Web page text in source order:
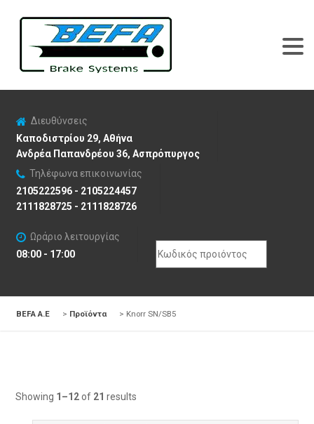
Διευθύνσεις
Καποδιστρίου 29, Αθήνα
Ανδρέα Παπανδρέου 36, Ασπρόπυργος
Τηλέφωνα επικοινωνίας
2105222596 - 2105224457
2111828725 - 2111828726
Ωράριο λειτουργίας
08:00 - 17:00
Search
for:
BEFA Α.Ε > Προϊόντα > Knorr SN/SB5
Showing 1–12of 21 results